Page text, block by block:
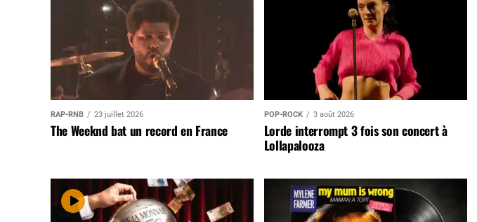
RAP-RNB 23 juillet 2026
The Weeknd bat un record en France
POP-ROCK 3 août 2026
Lorde interrompt 3 fois son concert à
Lollapalooza